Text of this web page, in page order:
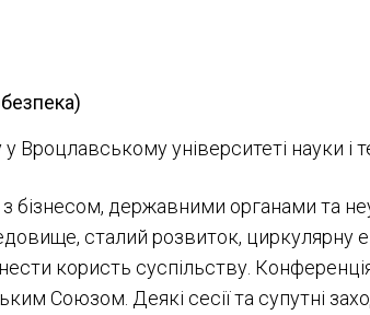
Вроцлавському університеті науки і
бізнесом, державними органами та
сталий розвиток, циркулярну
користь суспільству.
Союзом. Деякі сесії та супутні